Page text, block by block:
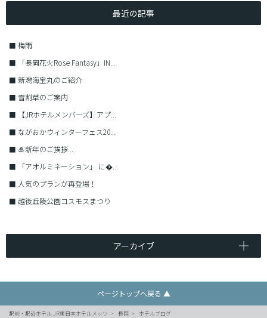
最近の記事
■ 梅雨
■
「長岡花火Rose Fantasy」IN...
■ 新潟海宝丸のご紹介
■ 雪割草のご案内
■
【JRホテルメンバーズ】アプ...
■ ながおかウィンターフェス20...
■ 🎍新年のご挨拶...
■
「アオルミネーション」 に�...
■ 人気のプランが再登場！
■ 越後丘陵公園コスモスまつり
アーカイブ
ページトップへ戻る ▲
駅前・駅近ホテル JR東日本ホテルメッツ 長岡 ホテルブログ